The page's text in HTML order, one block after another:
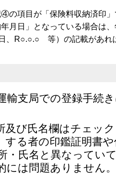
④の項目が「保険料収納済印
月日」となっている場合は
、R○.○.○ 等）の記載があれ
輸支局での登録手続
及び氏名欄はチェッ
する者の印鑑証明書
・氏名と異なってい
には問題ありません。